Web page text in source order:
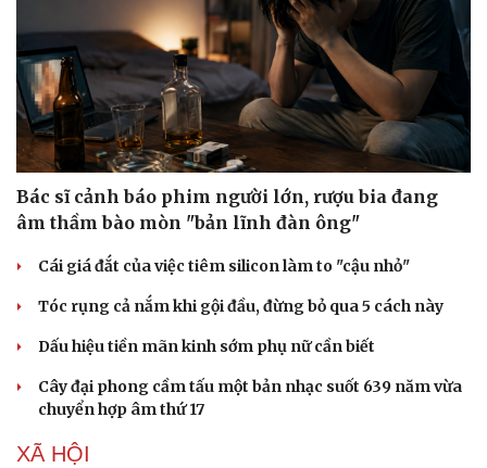
Bác sĩ cảnh báo phim người lớn, rượu bia đang
âm thầm bào mòn "bản lĩnh đàn ông"
Cái giá đắt của việc tiêm silicon làm to "cậu nhỏ"
Tóc rụng cả nắm khi gội đầu, đừng bỏ qua 5 cách này
Dấu hiệu tiền mãn kinh sớm phụ nữ cần biết
Cây đại phong cầm tấu một bản nhạc suốt 639 năm vừa
chuyển hợp âm thứ 17
XÃ HỘI